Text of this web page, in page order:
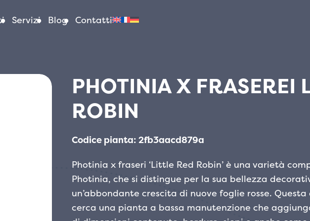
Servizi Blog Contatti
PHOTINIA X FRASEREI
ROBIN
Codice pianta: 2fb3aacd879a
Photinia x fraseri ‘Little Red Robin’ è una varietà
Photinia, che si distingue per la sua bellezza
un’abbondante crescita di nuove foglie rosse.
cerca una pianta a bassa manutenzione che